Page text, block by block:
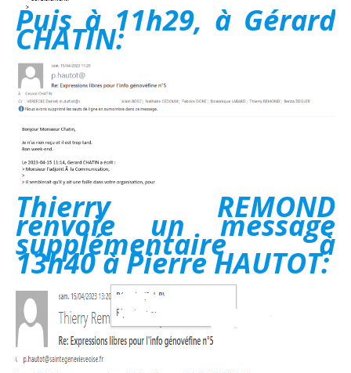
Puis à 11h29, à Gérard
CHATIN:
Thierry REMOND
renvoie un message
supplémentaire à
13h40 à Pierre HAUTOT: